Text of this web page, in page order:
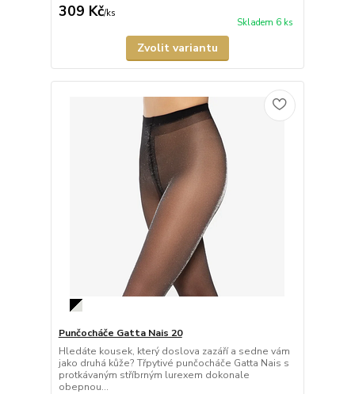
309 Kč/ks
Skladem 6 ks
Zvolit variantu
Punčocháče Gatta Nais 20
Hledáte kousek, který doslova zazáří a sedne vám
jako druhá kůže? Třpytivé punčocháče Gatta Nais s
protkávaným stříbrným lurexem dokonale
obepnou...